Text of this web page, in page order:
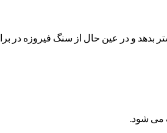
بدهد و در عین حال از سنگ فیروزه در
می شود.